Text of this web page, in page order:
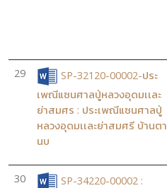
29
SP-32120-00002-ประ
เพณีแซนศาลปู่หลวงอุดมเเละ
ย่าสมศร : ประเพณีแซนศาลปู่
หลวงอุดมเเละย่าสมศรี บ้านตา
นบ
30
SP-34220-00002 :